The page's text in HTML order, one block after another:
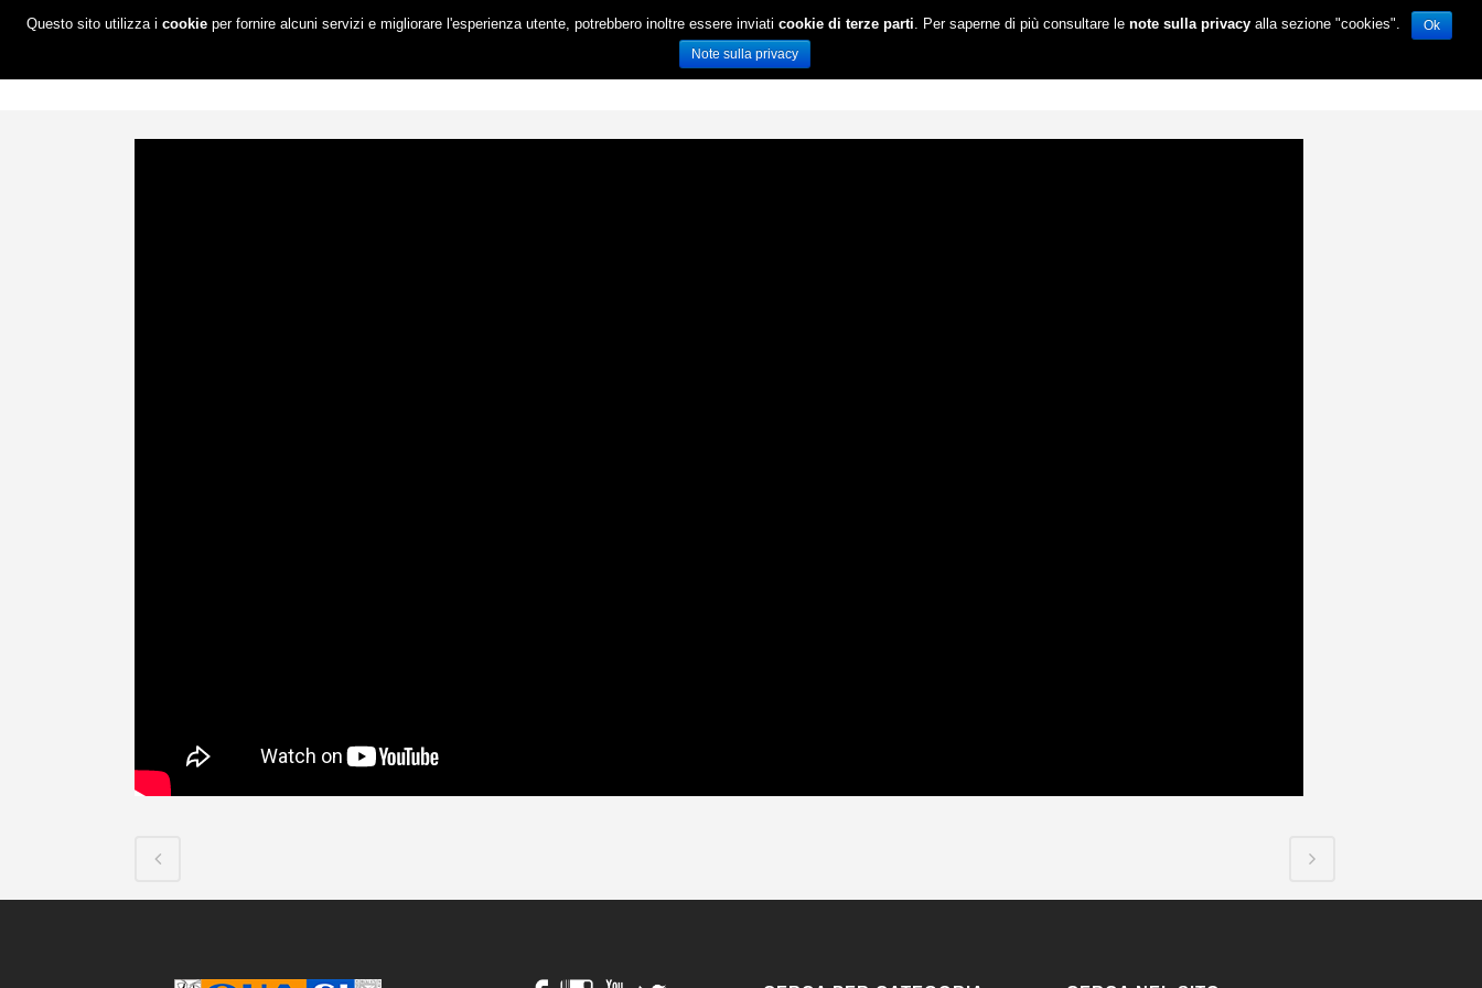
OFFERTA FORMATIVA RICERCA
Questo sito utilizza i cookieper fornire alcuni servizi e migliorare l'esperienza utente, potrebbero inoltre essere inviati cookie di terze parti. Per saperne di più consultare le note sulla privacyalla sezione "cookies".
Ok
Note sulla privacy